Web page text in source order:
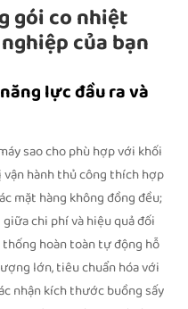
gói co nhiệt
của bạn
lực đầu ra và
sao cho phù hợp với khối
vận hành thủ công thích hợp
mặt hàng không đồng đều;
chi phí và hiệu quả đối
hoàn toàn tự động hỗ
lớn, tiêu chuẩn hóa với
nhận kích thước buồng sấy